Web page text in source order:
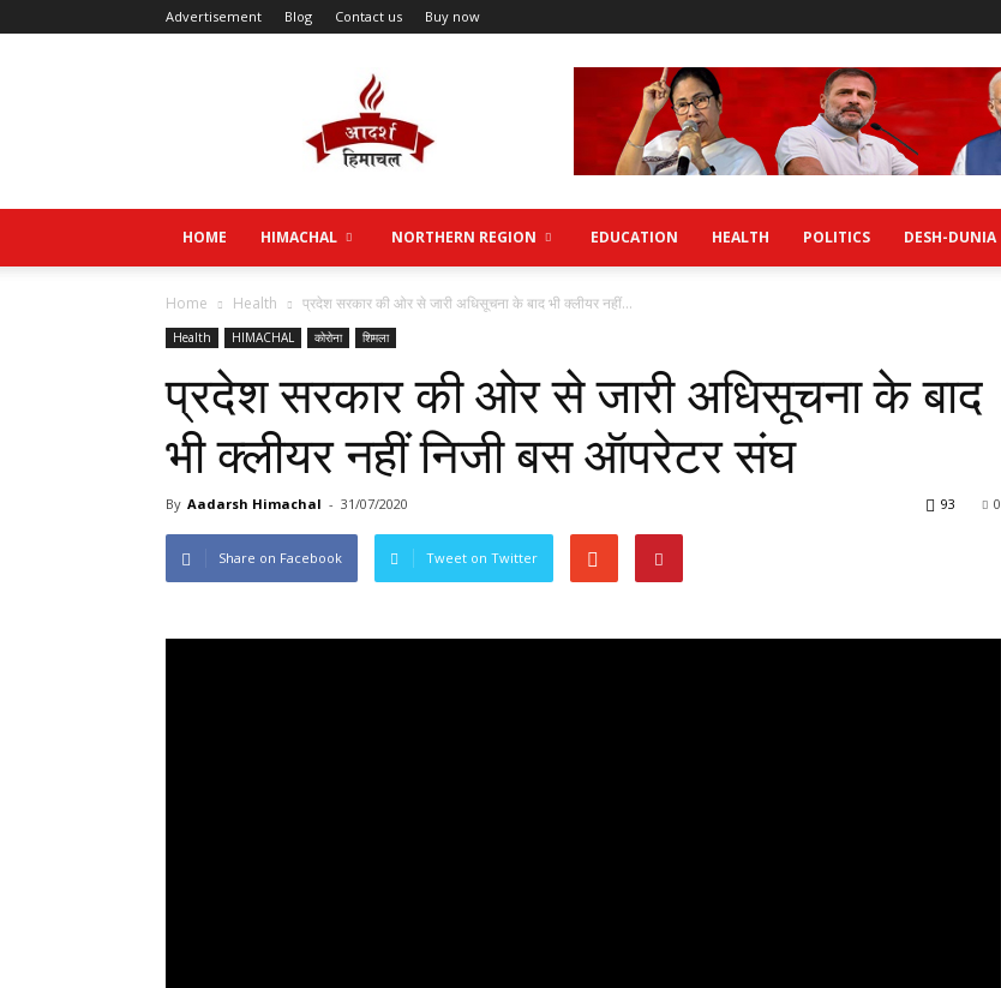
Advertisement Blog Contact us Buy now
HOME HIMACHAL NORTHERN REGION EDUCATION HEALTH POLITICS DESH-DUNIA
Home Health प्रदेश सरकार की ओर से जारी अधिसूचना के बाद भी क्लीयर नहीं...
Health HIMACHAL कोरोना शिमला
प्रदेश सरकार की ओर से जारी अधिसूचना के बाद
भी क्लीयर नहीं निजी बस ऑपरेटर संघ
By Aadarsh Himachal - 31/07/2020 0
93
Share on Facebook Tweet on Twitter